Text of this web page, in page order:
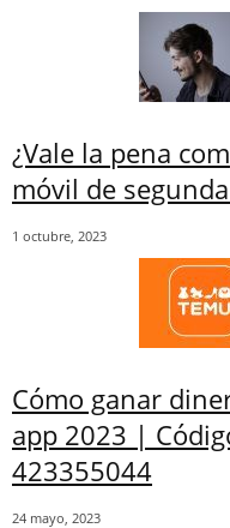
¿Vale la pena
móvil de
1 octubre, 2023
Cómo ganar
app 2023 |
423355044
24 mayo, 2023